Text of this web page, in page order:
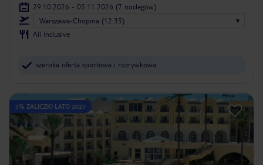
29.10.2026 - 05.11.2026 (7 noclegów)
Warszawa-Chopina (12:35)
All Inclusive
szeroka oferta sportowa i rozrywkowa
5% ZALICZKI LATO 2027